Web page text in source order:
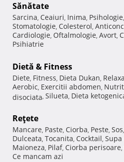
Sănătate
Sarcina, Ceaiuri, Inima, Psihologie,
Stomatologie, Colesterol,
Cardiologie, Oftalmologie, Avort,
Psihiatrie
Dietă & Fitness
Diete, Fitness, Dieta Dukan,
Aerobic, Exercitii abdomen,
disociata, Silueta, Dieta
Reţete
Mancare, Paste, Ciorba, Peste, Sos,
Dulceata, Tocanita, Cocktail, Supa
Maioneza, Pilaf, Ciorba perisoare,
Ce mancam azi